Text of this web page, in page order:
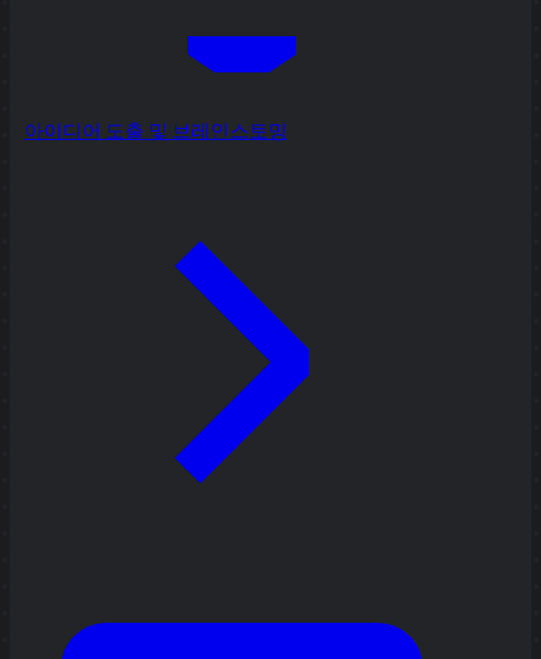
아이디어 도출 및 브레인스토밍